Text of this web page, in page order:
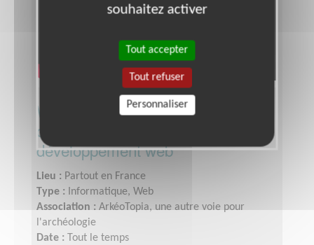
Webmaster - Administrateur/trice
de sites web avec compétences
développement web
Lieu : Partout en France
Type :
Informatique, Web
Association : ArkéoTopia, une autre voie pour
l'archéologie
Date :
Tout le temps
souhaitez activer
Tout accepter
Tout refuser
Personnaliser